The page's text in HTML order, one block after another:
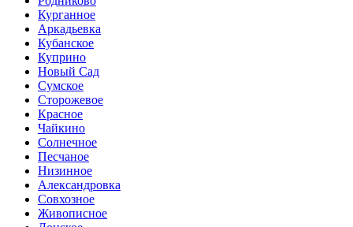
Курганное
Аркадьевка
Кубанское
Куприно
Новый Сад
Сумское
Сторожевое
Красное
Чайкино
Солнечное
Песчаное
Низинное
Александровка
Совхозное
Живописное